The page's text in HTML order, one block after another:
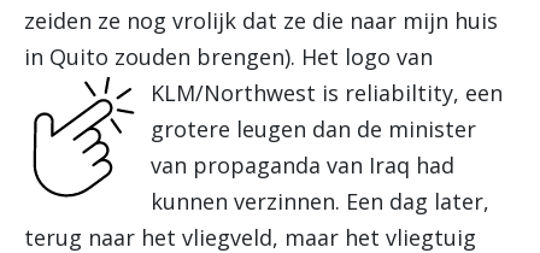
zeiden ze nog vrolijk dat ze die naar mijn huis
in Quito zouden brengen). Het logo van
KLM/Northwest is reliabiltity, een
grotere leugen dan de minister
van propaganda van Iraq had
kunnen verzinnen. Een dag later,
terug naar het vliegveld, maar het vliegtuig